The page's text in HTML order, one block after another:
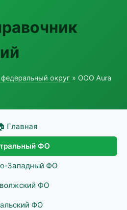
округ » ООО Aura
Главная
ФО
Западный ФО
ФО
ФО